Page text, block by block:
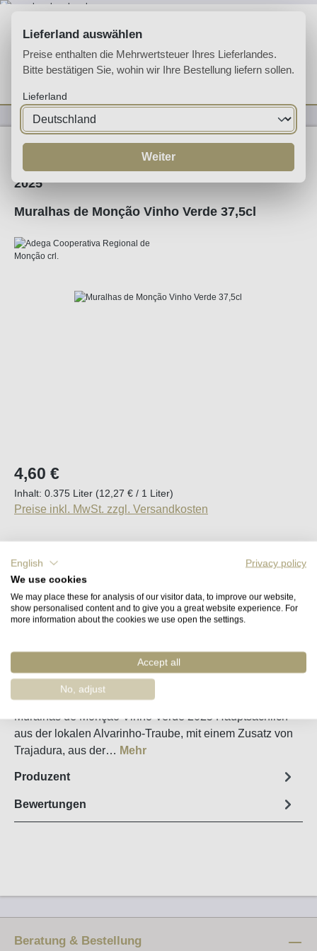
Du hast 0
Weine
2025
Muralhas de Monção Vinho Verde 37,5cl
Bildergalerie überspringen
Regulärer Preis:
4,60 €
Inhalt: 0.375 Liter (12,27 € / 1 Liter)
Preise inkl. MwSt. zzgl. Versandkosten
Produkt Anzahl: Gib den gewünschten
Steckbrief
Muralhas de Monção Vinho Verde 2025 Hauptsächlich
aus der lokalen Alvarinho-Traube, mit einem Zusatz von
Trajadura, aus der… Mehr
Produzent
Bewertungen
Beratung & Bestellung
Lieferland auswählen
Preise enthalten die Mehrwertsteuer Ihres Lieferlandes.
Bitte bestätigen Sie, wohin wir Ihre Bestellung liefern sollen.
Lieferland
Weiter
English
Privacy policy
We use cookies
We may place these for analysis of our visitor data, to improve our website,
show personalised content and to give you a great website experience. For
more information about the cookies we use open the settings.
Accept all
No, adjust